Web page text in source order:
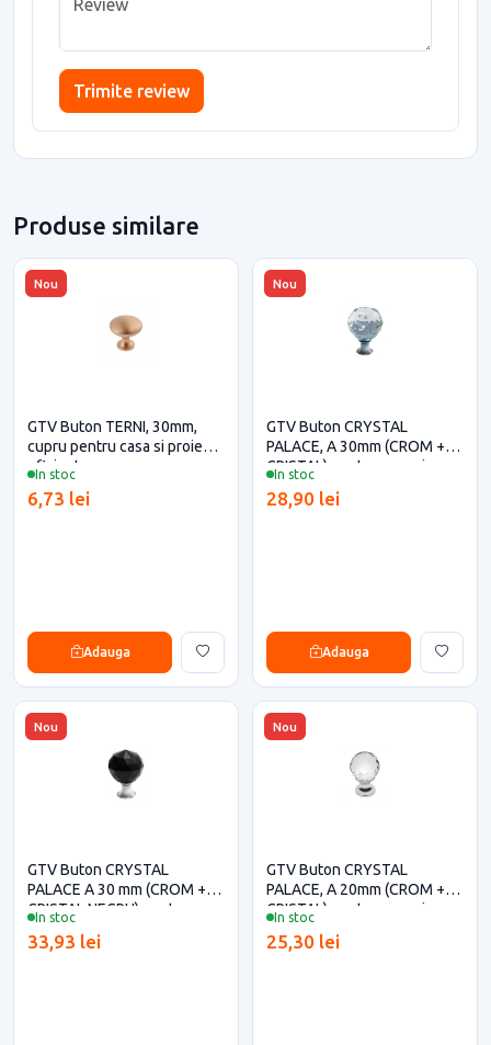
Trimite review
Produse similare
Nou
In stoc
GTV Buton TERNI, 30mm,
cupru pentru casa si proiecte
eficiente
6,73 lei
Adauga
Nou
In stoc
GTV Buton CRYSTAL
PALACE, A 30mm (CROM +
CRISTAL) pentru casa si
28,90 lei
Adauga
Nou
In stoc
GTV Buton CRYSTAL
PALACE A 30 mm (CROM +
CRISTAL NEGRU) pentru casa
33,93 lei
Nou
In stoc
GTV Buton CRYSTAL
PALACE, A 20mm (CROM +
CRISTAL) pentru casa si
25,30 lei